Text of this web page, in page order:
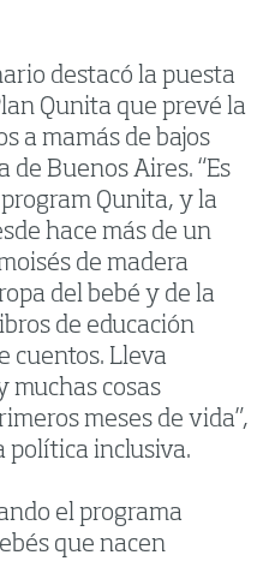
destacó la puesta
Qunita que prevé la
a mamás de bajos
de Buenos Aires. “Es
Qunita, y la
hace más de un
de madera
del bebé y de la
de educación
cuentos. Lleva
muchas cosas
meses de vida”,
política inclusiva.
el programa
que nacen